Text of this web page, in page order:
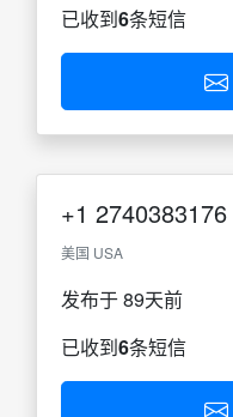
已收到6条短信
+1 2740383176
美国 USA
发布于 89天前
已收到6条短信